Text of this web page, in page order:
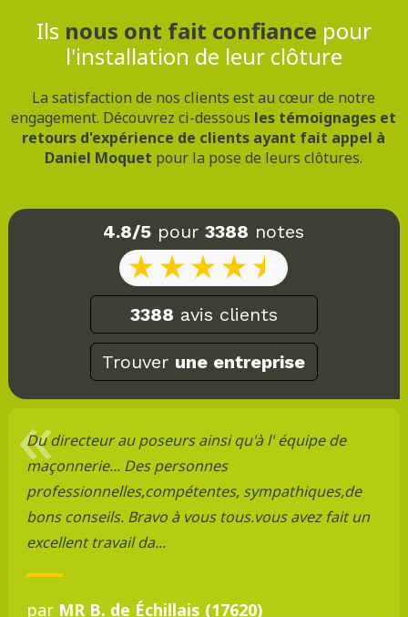
Ils nous ont fait confiance pour
l'installation de leur clôture
La satisfaction de nos clients est au cœur de notre
engagement. Découvrez ci-dessous les témoignages et
retours d'expérience de clients ayant fait appel à
Daniel Moquet pour la pose de leurs clôtures.
4.8/5 pour3388 notes
3388 avis clients
Trouver une entreprise
Du directeur au poseurs ainsi qu'à l' équipe de
maçonnerie... Des personnes
professionnelles,compétentes, sympathiques,de
bons conseils. Bravo à vous tous.vous avez fait un
excellent travail da...
par MR B. de Échillais (17620)